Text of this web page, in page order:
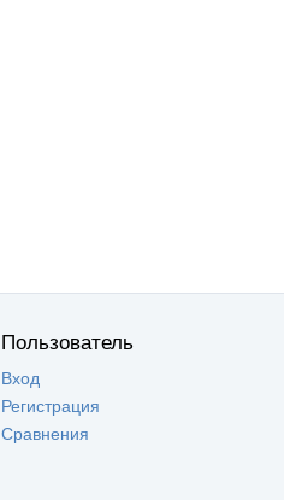
Пользователь
Вход
Регистрация
Сравнения